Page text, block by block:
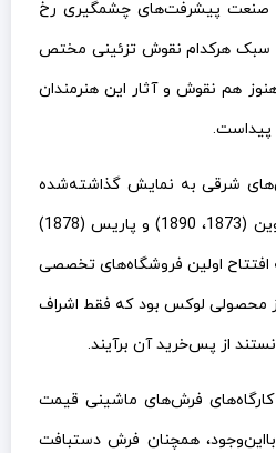
صنعت پیشرفت‌های چشمگیری رخ
سبک هرکدام نقوش تزئینی مختص
هم نقوش و آثار این هنرمندان
پیداست.
شرقی به نمایش گذاشته‌شده
در نمایشگاه‌های جهانی در وین (1873، 1890) و پاریس (1878)
افتتاح اولین فروشگاه‌های تخصصی
محصولی لوکس بود که فقط اشراف
از پس‌خرید آن برآیند.
فرش‌های ماشینی قیمت
همچنان فرش دستبافت